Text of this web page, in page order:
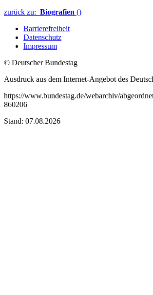
zurück zu: Biografien ()
Barrierefreiheit
Datenschutz
Impressum
© Deutscher Bundestag
Ausdruck aus dem Internet-Angebot des
https://www.bundestag.de/webarchiv/
860206
Stand: 07.08.2026